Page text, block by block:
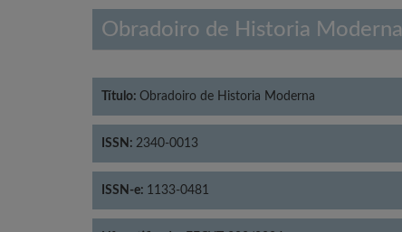
Obradoiro de Historia Moderna
Título: Obradoiro de Historia Moderna
ISSN: 2340-0013
ISSN-e: 1133-0481